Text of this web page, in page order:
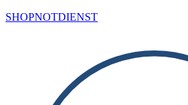
SHOPNOTDIENST